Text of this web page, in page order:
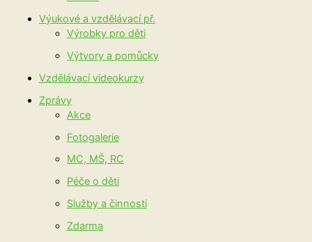
Výukové a vzdělávací př.
Výrobky pro děti
Výtvory a pomůcky
Vzdělávací videokurzy
Zprávy
Akce
Fotogalerie
MC, MŠ, RC
Péče o děti
Služby a činnosti
Zdarma